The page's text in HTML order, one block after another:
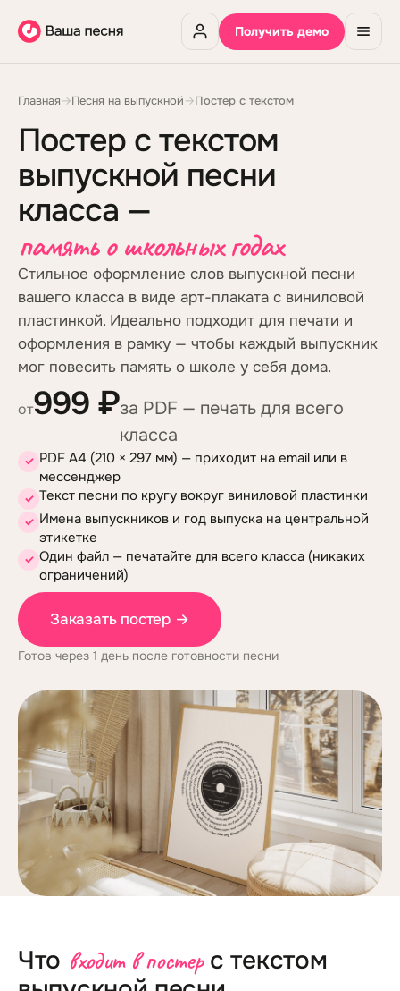
Получить демо
Главная→Песня на выпускной→Постер с текстом
Постер с текстом
выпускной песни
класса —
память о школьных годах
Стильное оформление слов выпускной песни
вашего класса в виде арт-плаката с виниловой
пластинкой. Идеально подходит для печати и
оформления в рамку — чтобы каждый выпускник
мог повесить память о школе у себя дома.
от999 ₽за PDF — печать для всего
класса
✓ PDF A4 (210 × 297 мм) — приходит на email или в
мессенджер
✓ Текст песни по кругу вокруг виниловой пластинки
✓ Имена выпускников и год выпуска на центральной
этикетке
✓ Один файл — печатайте для всего класса (никаких
ограничений)
Заказать постер →
Готов через 1 день после готовности песни
Что входит в постерс текстом